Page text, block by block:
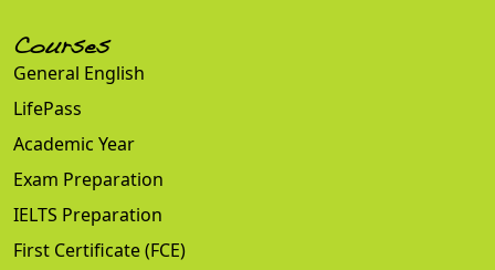
Courses
General English
LifePass
Academic Year
Exam Preparation
IELTS Preparation
First Certificate (FCE)